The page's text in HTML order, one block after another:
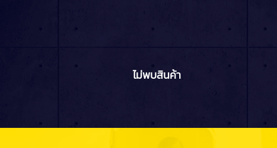
ไม่พบสินค้า